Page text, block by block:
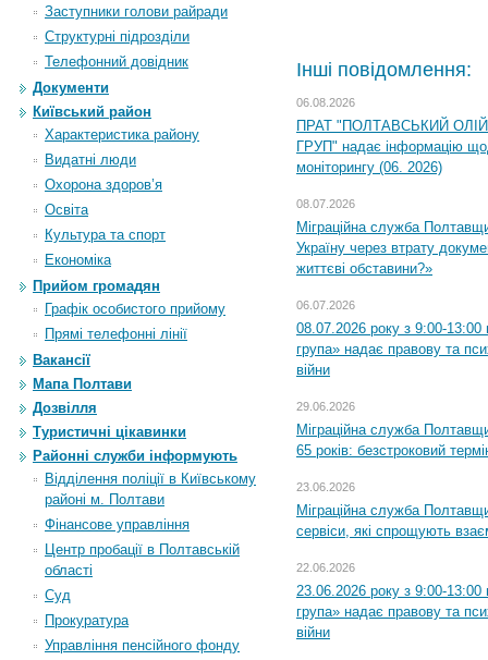
Заступники голови райради
Структурні підрозділи
Телефонний довідник
Документи
Київський район
Характеристика району
Видатні люди
Охорона здоров’я
Освіта
Культура та спорт
Економіка
Прийом громадян
Графік особистого прийому
Прямі телефонні лінії
Вакансії
Мапа Полтави
Дозвілля
Туристичні цікавинки
Районні служби інформують
Відділення поліції в Київському
районі м. Полтави
Фінансове управління
Центр пробації в Полтавській
області
Суд
Прокуратура
Управління пенсійного фонду
Інші повідомлення:
06.08.2026
ПРАТ "ПОЛТАВСЬКИЙ
ГРУП" надає інформацію
моніторингу (06. 2026)
08.07.2026
Міграційна служба
Україну через втрату
життєві обставини?»
06.07.2026
08.07.2026 року з 9:00-13:00
група» надає правову та
війни
29.06.2026
Міграційна служба
65 років: безстроковий
23.06.2026
Міграційна служба
сервіси, які спрощують
22.06.2026
23.06.2026 року з 9:00-13:00
група» надає правову та
війни